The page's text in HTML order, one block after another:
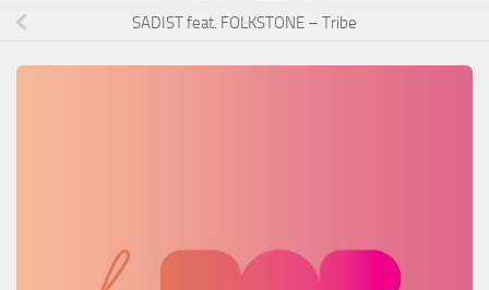
SADIST feat. FOLKSTONE – Tribe